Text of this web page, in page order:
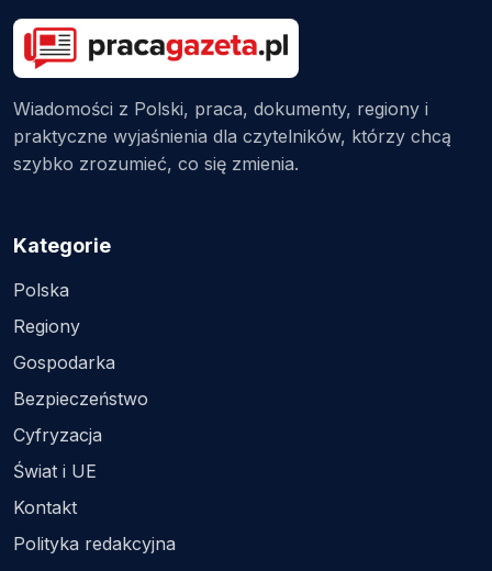
Wiadomości z Polski, praca, dokumenty, regiony i
praktyczne wyjaśnienia dla czytelników, którzy chcą
szybko zrozumieć, co się zmienia.
Kategorie
Polska
Regiony
Gospodarka
Bezpieczeństwo
Cyfryzacja
Świat i UE
Kontakt
Polityka redakcyjna